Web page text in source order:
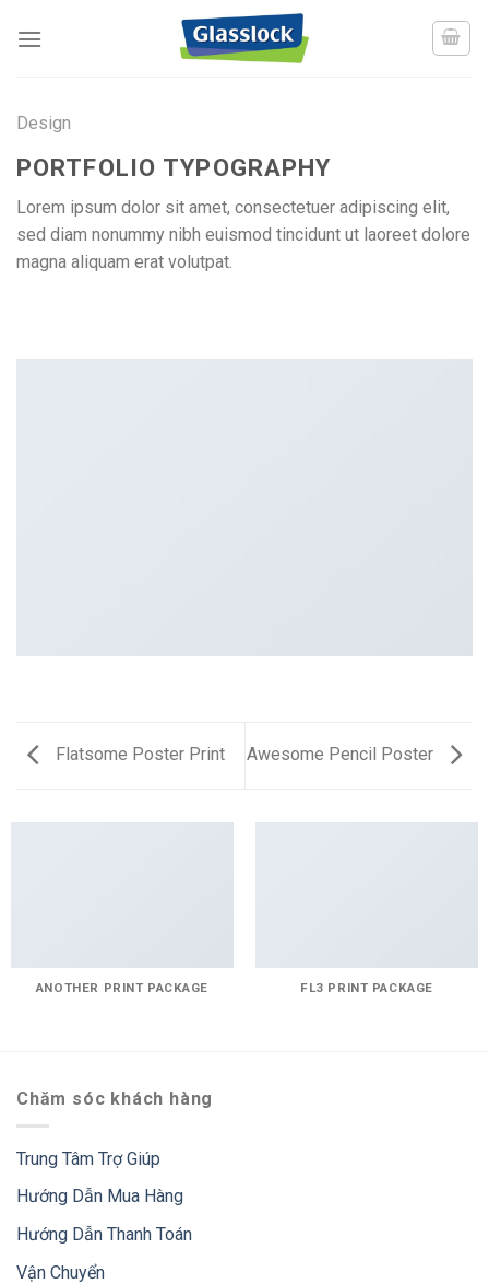
Design
PORTFOLIO TYPOGRAPHY
Lorem ipsum dolor sit amet, consectetuer adipiscing elit,
sed diam nonummy nibh euismod tincidunt ut laoreet dolore
magna aliquam erat volutpat.
Flatsome Poster Print Awesome Pencil Poster
ANOTHER PRINT PACKAGE FL3 PRINT PACKAGE
Chăm sóc khách hàng
Trung Tâm Trợ Giúp
Hướng Dẫn Mua Hàng
Hướng Dẫn Thanh Toán
Vận Chuyển